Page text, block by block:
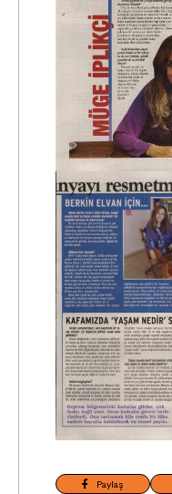
Paylaş